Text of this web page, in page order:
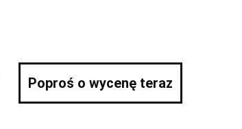
Poproś o wycenę teraz